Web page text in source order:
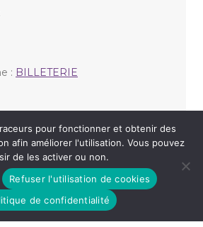
: BILLETERIE
(prix conseillé : 5,00 €)
+ GUILLAUME CHARRET
TITI – DAVID SUN
pour fonctionner et obtenir des
afin améliorer l'utilisation. Vous pouvez
de les activer ou non.
Refuser l'utilisation de cookies
de confidentialité